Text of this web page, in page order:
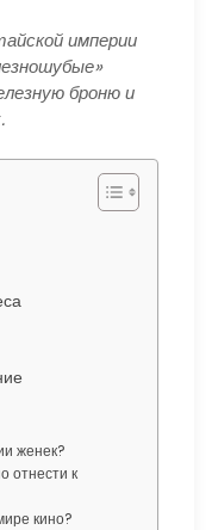
империи
броню и
женек?
отнести к
кино?